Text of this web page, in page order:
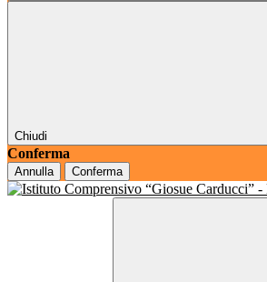
Chiudi
Conferma
Annulla Conferma